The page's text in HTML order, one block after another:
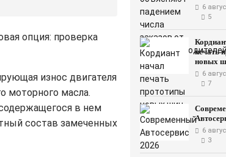
опция: проверка
износ двигателя
моторного масла.
в нем
состав замеченных
6
5
печать
новых
6
7
6
3